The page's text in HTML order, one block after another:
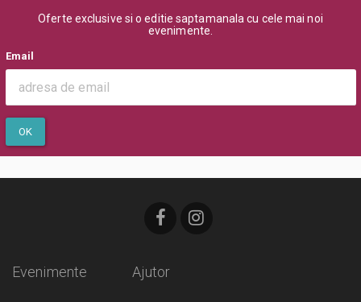
Oferte exclusive si o editie saptamanala cu cele mai noi
evenimente.
Email
OK
Ajutor
Evenimente